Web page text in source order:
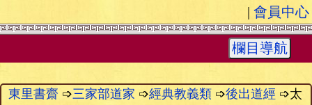
| 會員中心
欄目導航
東里書齋 ➩三家部道家 ➩經典教義類 ➩後出道經 ➩太